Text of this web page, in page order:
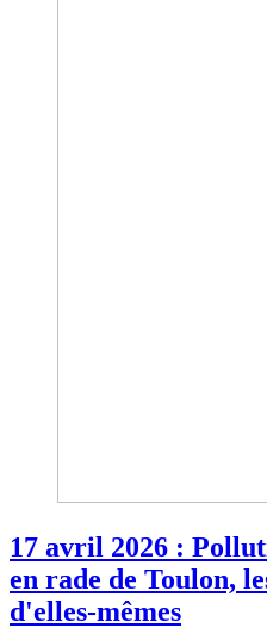
17 avril 2026 :
en rade de Toulon,
d'elles-mêmes